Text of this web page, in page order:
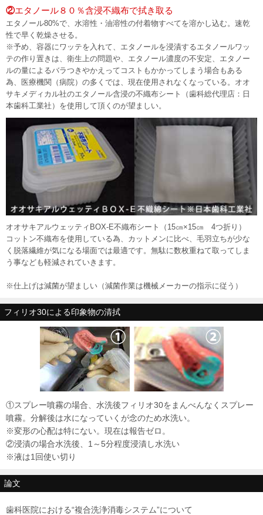
②エタノール８０％含浸不織布で拭き取る
エタノール80%で、水溶性・油溶性の付着物すべてを溶かし込む。速乾
性で早く乾燥させる。
※予め、容器にワッテを入れて、エタノールを浸漬するエタノールワッ
テの作り置きは、衛生上の問題や、エタノール濃度の不安定、エタノー
ルの量によるバラつきやかえってコストもかかってしまう場合もある
為、医療機関（病院）の多くでは、現在使用されなくなっている。オオ
サキメディカル社のエタノール含浸の不織布シート（歯科総代理店：日
本歯科工業社）を使用して頂くのが望ましい。
オオサキアルウェッティBOX-E不織布シート（15㎝×15㎝ 4つ折り）
コットン不織布を使用している為、カットメンに比べ、毛羽立ちが少な
く脱落繊維が気になる場面では最適です。無駄に数枚重ねて取ってしま
う事なども軽減されていきます。
※仕上げは減菌が望ましい（減菌作業は機械メーカーの指示に従う）
フィリオ30による印象物の清拭
①スプレー噴霧の場合、水洗後フィリオ30をまんべんなくスプレー
噴霧。分解後は水になっていくが念のため水洗い。
※変形の心配は特にない。現在は報告ゼロ。
②浸漬の場合水洗後、1～5分程度浸漬し水洗い
※液は1回使い切り
論文
歯科医院における“複合洗浄消毒システム”について